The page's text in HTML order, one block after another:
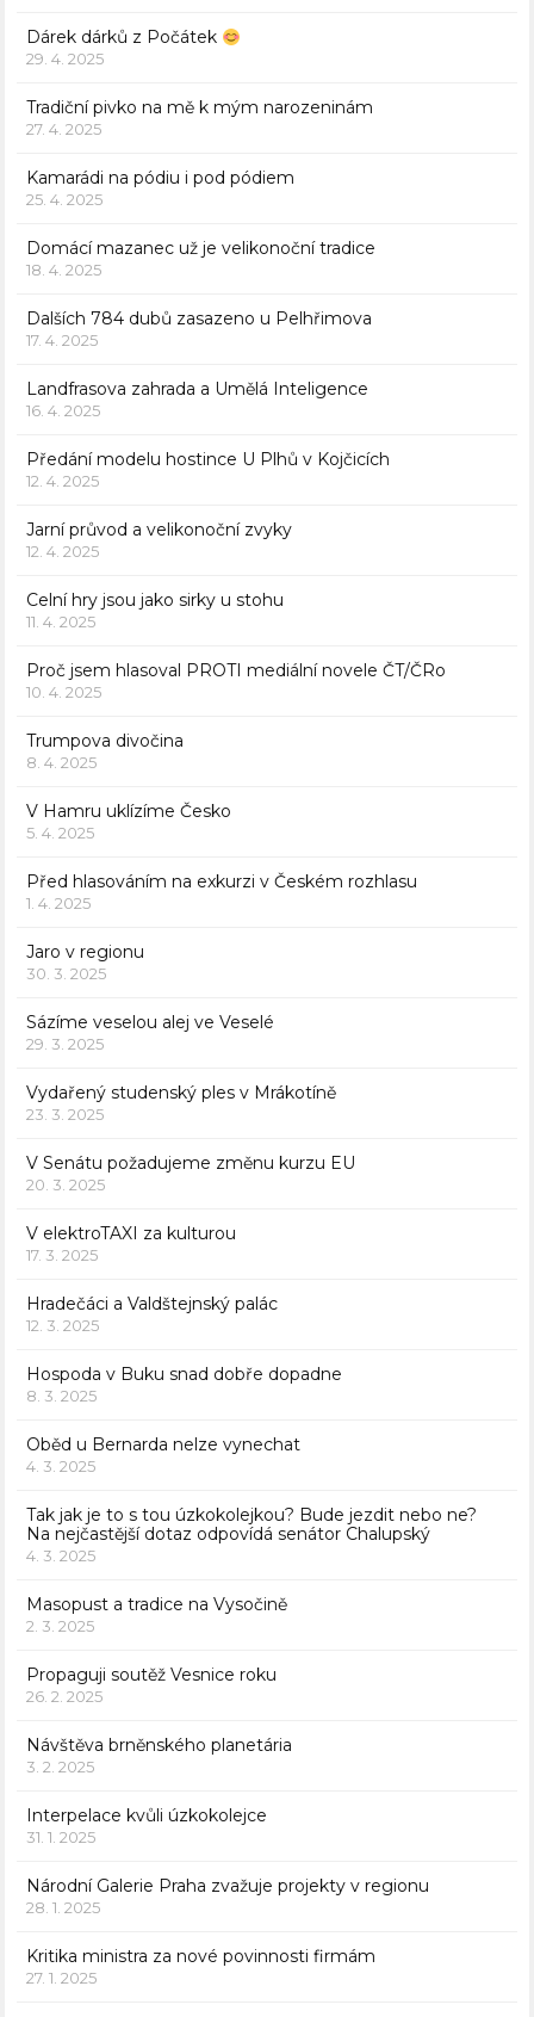
Dárek dárků z Počátek
29. 4. 2025
Tradiční pivko na mě k mým narozeninám
27. 4. 2025
Kamarádi na pódiu i pod pódiem
25. 4. 2025
Domácí mazanec už je velikonoční tradice
18. 4. 2025
Dalších 784 dubů zasazeno u Pelhřimova
17. 4. 2025
Landfrasova zahrada a Umělá Inteligence
16. 4. 2025
Předání modelu hostince U Plhů v Kojčicích
12. 4. 2025
Jarní průvod a velikonoční zvyky
12. 4. 2025
Celní hry jsou jako sirky u stohu
11. 4. 2025
Proč jsem hlasoval PROTI mediální novele ČT/ČRo
10. 4. 2025
Trumpova divočina
8. 4. 2025
V Hamru uklízíme Česko
5. 4. 2025
Před hlasováním na exkurzi v Českém rozhlasu
1. 4. 2025
Jaro v regionu
30. 3. 2025
Sázíme veselou alej ve Veselé
29. 3. 2025
Vydařený studenský ples v Mrákotíně
23. 3. 2025
V Senátu požadujeme změnu kurzu EU
20. 3. 2025
V elektroTAXI za kulturou
17. 3. 2025
Hradečáci a Valdštejnský palác
12. 3. 2025
Hospoda v Buku snad dobře dopadne
8. 3. 2025
Oběd u Bernarda nelze vynechat
4. 3. 2025
Tak jak je to s tou úzkokolejkou? Bude jezdit nebo ne?
Na nejčastější dotaz odpovídá senátor Chalupský
4. 3. 2025
Masopust a tradice na Vysočině
2. 3. 2025
Propaguji soutěž Vesnice roku
26. 2. 2025
Návštěva brněnského planetária
3. 2. 2025
Interpelace kvůli úzkokolejce
31. 1. 2025
Národní Galerie Praha zvažuje projekty v regionu
28. 1. 2025
Kritika ministra za nové povinnosti firmám
27. 1. 2025